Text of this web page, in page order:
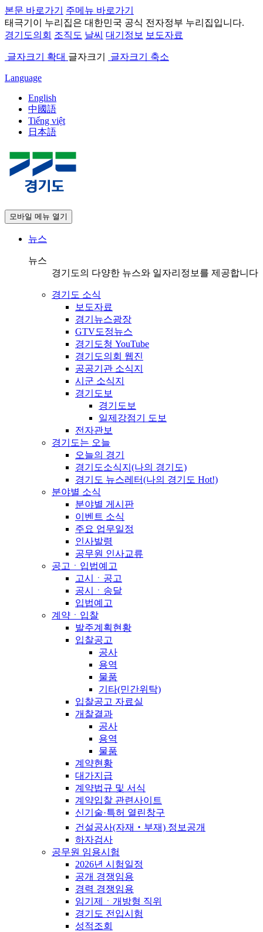
본문 바로가기
주메뉴 바로가기
태극기 이 누리집은 대한민국 공식 전자정부 누리집입니다.
경기도의회 조직도 날씨 대기정보 보도자료
글자크기 확대 글자크기 글자크기 축소
Language
English
中國語
Tiếng việt
日本語
모바일 메뉴 열기
뉴스
뉴스
경기도의 다양한 뉴스와 일자리정보를 제공합니다
경기도 소식
보도자료
경기뉴스광장
GTV도정뉴스
경기도청 YouTube
경기도의회 웹진
공공기관 소식지
시군 소식지
경기도보
경기도보
일제강점기 도보
전자관보
경기도는 오늘
오늘의 경기
경기도소식지(나의 경기도)
경기도 뉴스레터(나의 경기도 Hot!)
분야별 소식
분야별 게시판
이벤트 소식
주요 업무일정
인사발령
공무원 인사교류
공고ㆍ입법예고
고시ㆍ공고
공시ㆍ송달
입법예고
계약ㆍ입찰
발주계획현황
입찰공고
공사
용역
물품
기타(민간위탁)
입찰공고 자료실
개찰결과
공사
용역
물품
계약현황
대가지급
계약법규 및 서식
계약입찰 관련사이트
신기술·특허 열린창구
건설공사(자재‧부재) 정보공개
하자검사
공무원 임용시험
2026년 시험일정
공개 경쟁임용
경력 경쟁임용
임기제ㆍ개방형 직위
경기도 전입시험
성적조회